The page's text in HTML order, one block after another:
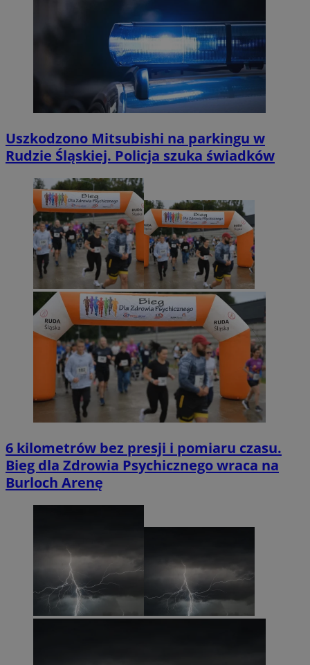
Uszkodzono Mitsubishi na parkingu w
Rudzie Śląskiej. Policja szuka świadków
6 kilometrów bez presji i pomiaru czasu.
Bieg dla Zdrowia Psychicznego wraca na
Burloch Arenę